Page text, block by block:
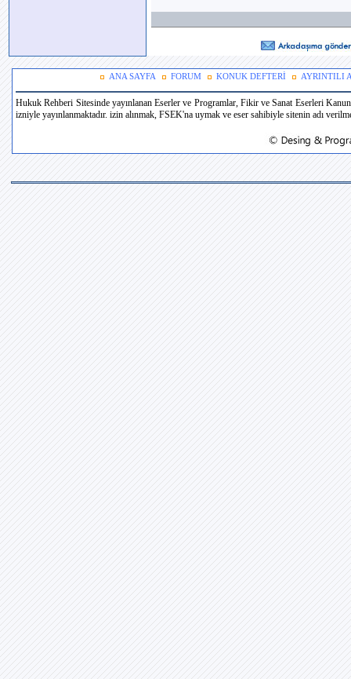
ANA SAYFA FORUM KONUK DEFTERİ AYRINTILI
Hukuk Rehberi Sitesinde yayınlanan Eserler ve Programlar, Fikir ve Sanat Eserleri
izniyle yayınlanmaktadır. izin alınmak, FSEK'na uymak ve eser sahibiyle sitenin adı